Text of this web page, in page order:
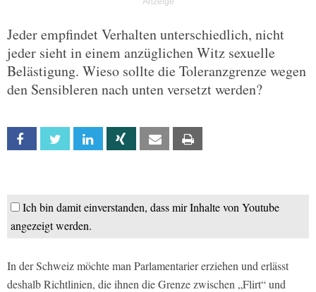
Jeder empfindet Verhalten unterschiedlich, nicht
jeder sieht in einem anzüglichen Witz sexuelle
Belästigung. Wieso sollte die Toleranzgrenze wegen
den Sensibleren nach unten versetzt werden?
Facebook Twitter Linkedin Xing Email
Ich bin damit einverstanden, dass mir Inhalte von Youtube
angezeigt werden.
In der Schweiz möchte man Parlamentarier erziehen und erlässt
deshalb Richtlinien, die ihnen die Grenze zwischen „Flirt“ und